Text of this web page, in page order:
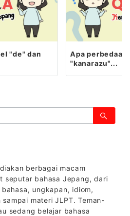
"de" dan
Apa
"kanarazu"...
berbagai macam
seputar bahasa Jepang, dari
ungkapan, idiom,
materi JLPT. Teman-
sedang belajar bahasa